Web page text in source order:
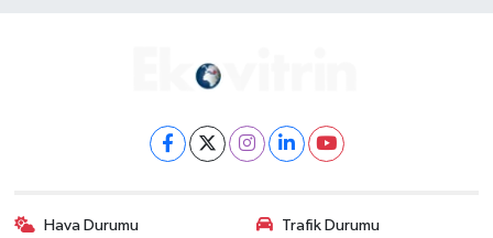
Hava Durumu Trafik Durumu